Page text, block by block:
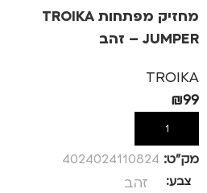
מחזיק מפתחות TROIKA
JUMPER – זהב
TROIKA
₪99
הוספה לסל
מק”ט: 4024024110824
צבע זהב